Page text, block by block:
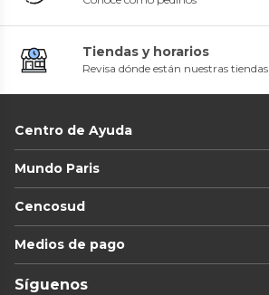
Tiendas y horarios
Revisa dónde están nuestras tiendas
Centro de Ayuda
Mundo Paris
Cencosud
Medios de pago
Síguenos